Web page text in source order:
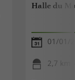
Halle du
01/01/
2,7 km